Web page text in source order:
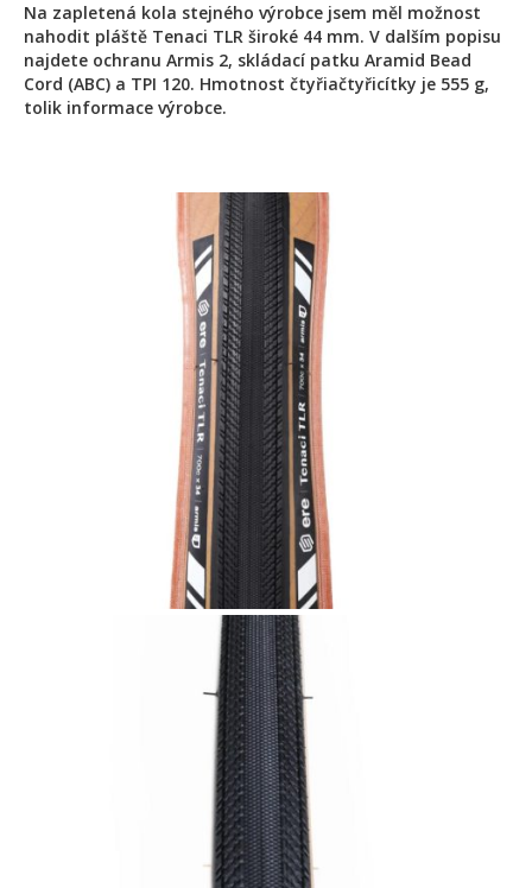
Na zapletená kola stejného výrobce jsem měl možnost
nahodit pláště Tenaci TLR široké 44 mm. V dalším popisu
najdete ochranu Armis 2, skládací patku Aramid Bead
Cord (ABC) a TPI 120. Hmotnost čtyřiačtyřicítky je 555 g,
tolik informace výrobce.